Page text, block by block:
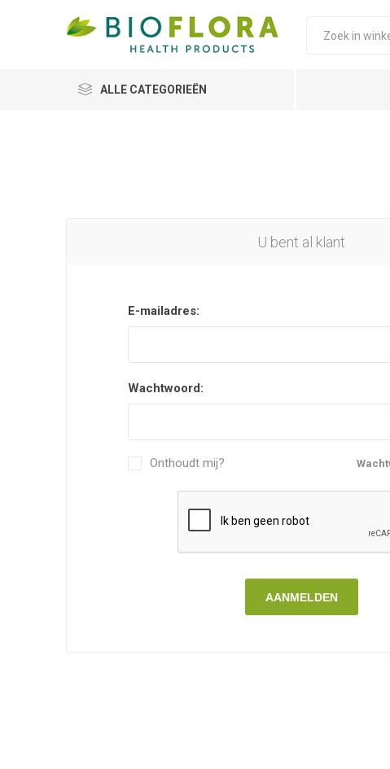
ALLE CATEGORIEËN
U bent al klant
E-mailadres:
Wachtwoord:
Onthoudt mij?
AANMELDEN